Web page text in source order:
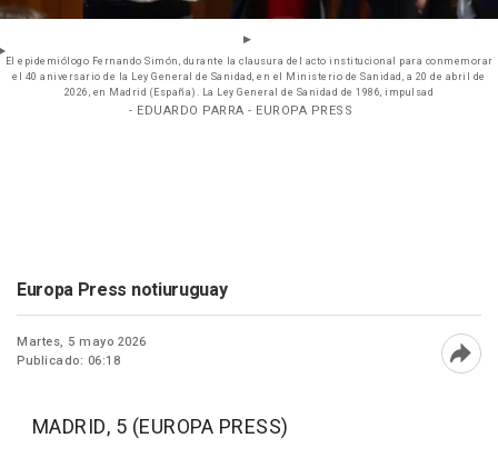
El epidemiólogo Fernando Simón, durante la clausura del acto institucional para conmemorar
el 40 aniversario de la Ley General de Sanidad, en el Ministerio de Sanidad, a 20 de abril de
2026, en Madrid (España). La Ley General de Sanidad de 1986, impulsad
- EDUARDO PARRA - EUROPA PRESS
Europa Press notiuruguay
Martes, 5 mayo 2026
Publicado: 06:18
MADRID, 5 (EUROPA PRESS)